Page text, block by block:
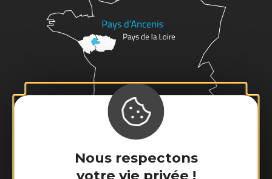
Nous respectons
votre vie privée !